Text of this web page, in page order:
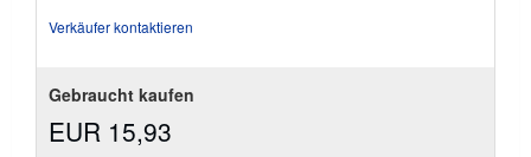
Verkäufer kontaktieren
Gebraucht kaufen
EUR 15,93